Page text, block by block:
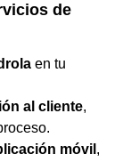
de
en tu
al cliente,
móvil ,